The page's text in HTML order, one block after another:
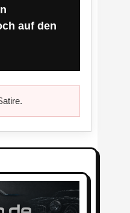
auf den